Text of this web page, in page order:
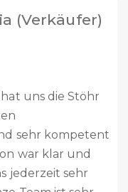
verkauft. Es
Vom ersten
Ihr uns
und